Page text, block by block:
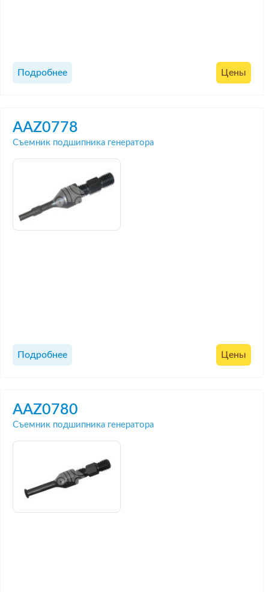
Подробнее Цены
AAZ0778
Съемник подшипника генератора
Подробнее Цены
AAZ0780
Съемник подшипника генератора